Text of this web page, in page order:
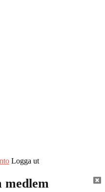
Logga ut
medlem